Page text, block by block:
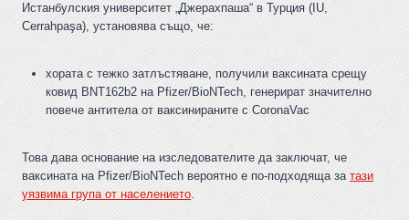
Истанбулския университет „Джерахпаша“ в Турция (IU,
Cerrahpaşa), установява също, че:
хората с тежко затлъстяване, получили ваксината срещу
ковид BNT162b2 на Pfizer/BioNTech, генерират значително
повече антитела от ваксинираните с CoronaVac
Това дава основание на изследователите да заключат, че
ваксината на Pfizer/BioNTech вероятно е по-подходяща за тази
уязвима група от населението.